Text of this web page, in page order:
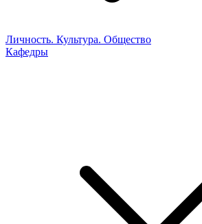
Личность. Культура. Общество
Кафедры